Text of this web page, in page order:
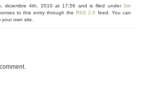
diciembre 4th, 2010 at 17:56 and is filed under Sin
to this entry through theRSS 2.0 feed. You can
your own site.